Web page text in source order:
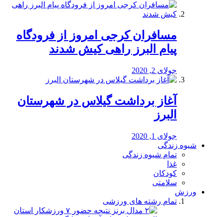
مسافران کرجی امروز از فرودگاه
پیام البرز راهی کیش شدند
جولای 2, 2020
آغاز برداشت گیلاس در شهرستان
البرز
جولای 1, 2020
شیوه زندگی
تمام شیوه زندگی
غذا
کودکان
سلامتی
ورزش
تمام رشته های ورزشی